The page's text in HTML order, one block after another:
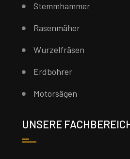
Stemmhammer
Rasenmäher
Wurzelfräsen
Erdbohrer
Motorsägen
UNSERE